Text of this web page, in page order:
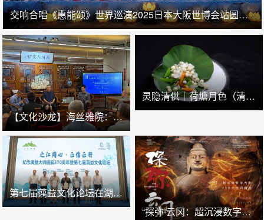
交响合唱《惠能颂》世界巡演2025日本大阪世博会站圆满成功
【文化沙龙】海丝雅院：清代广州的海幢寺及外销画
灵隐清供｜​荷塘月色（清炒西湖莲子）
第七届蕅益文化论坛在湖州安吉举办
“探弥·云冈：超沉浸数字光影+XR大空间展览”预展在云冈石窟云冈美术馆启幕